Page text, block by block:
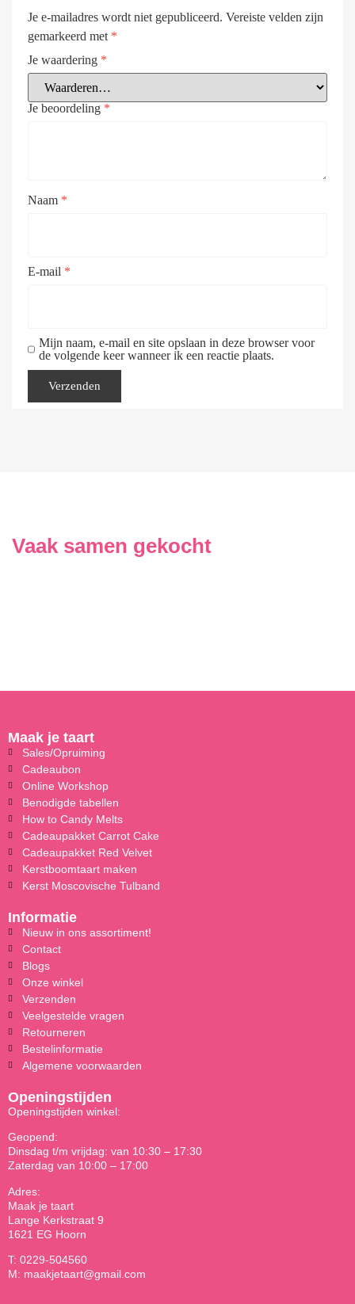
Je e-mailadres wordt niet gepubliceerd. Vereiste velden zijn
gemarkeerd met *
Je waardering *
Je beoordeling *
Naam *
E-mail *
Mijn naam, e-mail en site opslaan in deze browser voor
de volgende keer wanneer ik een reactie plaats.
Vaak samen gekocht
Maak je taart
Sales/Opruiming
Cadeaubon
Online Workshop
Benodigde tabellen
How to Candy Melts
Cadeaupakket Carrot Cake
Cadeaupakket Red Velvet
Kerstboomtaart maken
Kerst Moscovische Tulband
Informatie
Nieuw in ons assortiment!
Contact
Blogs
Onze winkel
Verzenden
Veelgestelde vragen
Retourneren
Bestelinformatie
Algemene voorwaarden
Openingstijden
Openingstijden winkel:
Geopend:
Dinsdag t/m vrijdag: van 10:30 – 17:30
Zaterdag van 10:00 – 17:00
Adres:
Maak je taart
Lange Kerkstraat 9
1621 EG Hoorn
T: 0229-504560
M: maakjetaart@gmail.com